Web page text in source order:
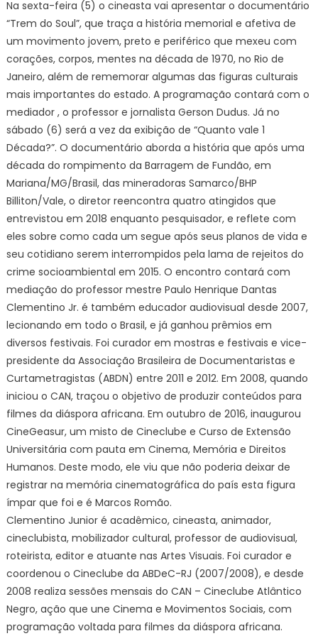
Na sexta-feira (5) o cineasta vai apresentar o documentário
“Trem do Soul”, que traça a história memorial e afetiva de
um movimento jovem, preto e periférico que mexeu com
corações, corpos, mentes na década de 1970, no Rio de
Janeiro, além de rememorar algumas das figuras culturais
mais importantes do estado. A programação contará com o
mediador , o professor e jornalista Gerson Dudus. Já no
sábado (6) será a vez da exibição de “Quanto vale 1
Década?”. O documentário aborda a história que após uma
década do rompimento da Barragem de Fundão, em
Mariana/MG/Brasil, das mineradoras Samarco/BHP
Billiton/Vale, o diretor reencontra quatro atingidos que
entrevistou em 2018 enquanto pesquisador, e reflete com
eles sobre como cada um segue após seus planos de vida e
seu cotidiano serem interrompidos pela lama de rejeitos do
crime socioambiental em 2015. O encontro contará com
mediação do professor mestre Paulo Henrique Dantas
Clementino Jr. é também educador audiovisual desde 2007,
lecionando em todo o Brasil, e já ganhou prêmios em
diversos festivais. Foi curador em mostras e festivais e vice-
presidente da Associação Brasileira de Documentaristas e
Curtametragistas (ABDN) entre 2011 e 2012. Em 2008, quando
iniciou o CAN, traçou o objetivo de produzir conteúdos para
filmes da diáspora africana. Em outubro de 2016, inaugurou
CineGeasur, um misto de Cineclube e Curso de Extensão
Universitária com pauta em Cinema, Memória e Direitos
Humanos. Deste modo, ele viu que não poderia deixar de
registrar na memória cinematográfica do país esta figura
ímpar que foi e é Marcos Romão.
Clementino Junior é acadêmico, cineasta, animador,
cineclubista, mobilizador cultural, professor de audiovisual,
roteirista, editor e atuante nas Artes Visuais. Foi curador e
coordenou o Cineclube da ABDeC-RJ (2007/2008), e desde
2008 realiza sessões mensais do CAN – Cineclube Atlântico
Negro, ação que une Cinema e Movimentos Sociais, com
programação voltada para filmes da diáspora africana.